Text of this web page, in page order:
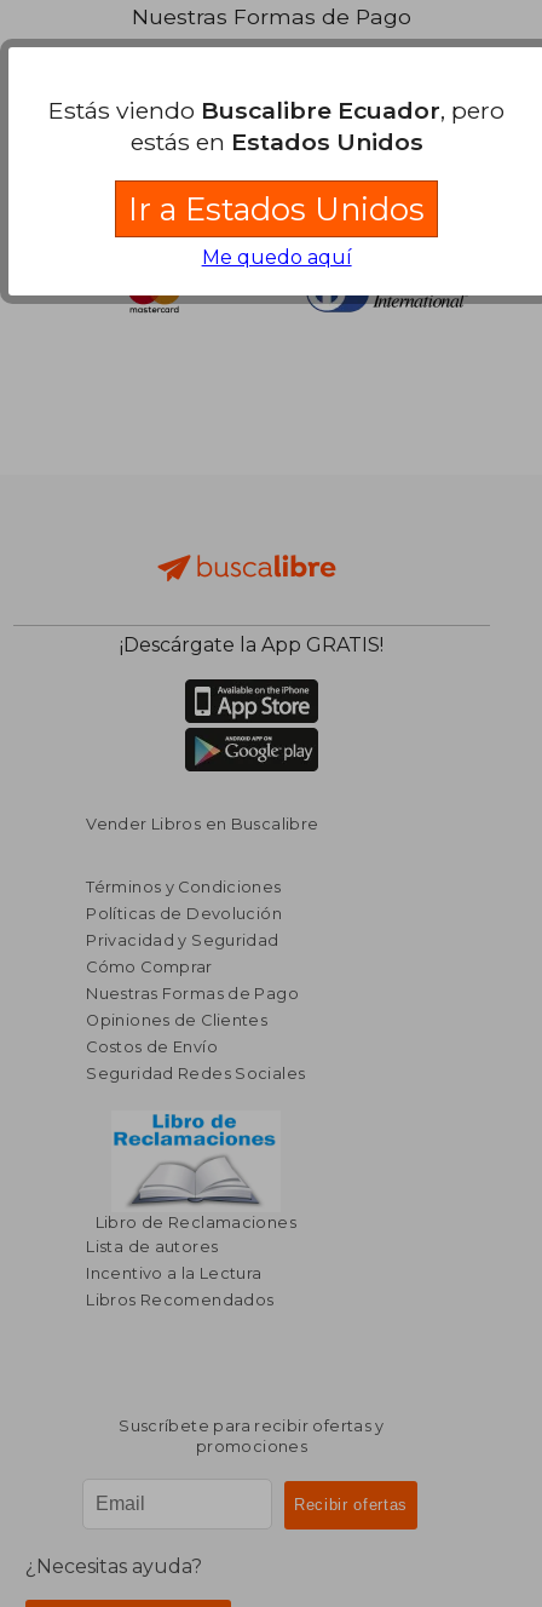
Nuestras Formas de Pago
¡Descárgate la App GRATIS!
Vender Libros en Buscalibre
Términos y Condiciones
Políticas de Devolución
Privacidad y Seguridad
Cómo Comprar
Nuestras Formas de Pago
Opiniones de Clientes
Costos de Envío
Seguridad Redes Sociales
Libro de Reclamaciones
Lista de autores
Incentivo a la Lectura
Libros Recomendados
Suscríbete para recibir ofertas y
promociones
¿Necesitas ayuda?
Estás viendo Buscalibre Ecuador, pero
estás en Estados Unidos
Ir a Estados Unidos
Me quedo aquí